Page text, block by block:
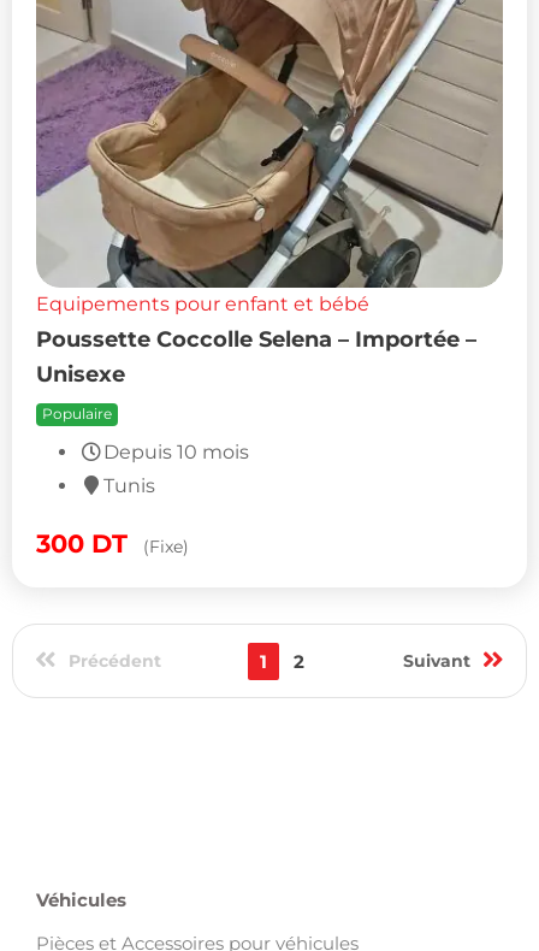
Equipements pour enfant et bébé
Poussette Coccolle Selena – Importée –
Unisexe
Populaire
Depuis 10 mois
Tunis
300 DT (Fixe)
Précédent 1 2 Suivant
Véhicules
Pièces et Accessoires pour véhicules